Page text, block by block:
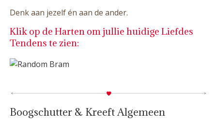
Denk aan jezelf én aan de ander.
Klik op de Harten om jullie huidige Liefdes
Tendens te zien:
Boogschutter & Kreeft Algemeen